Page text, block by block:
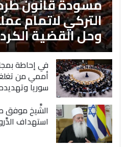
التركي لاتمام
وحل القضية
في إحاطة
أممي من
سوريا
الشَّيخ موفق
استهداف